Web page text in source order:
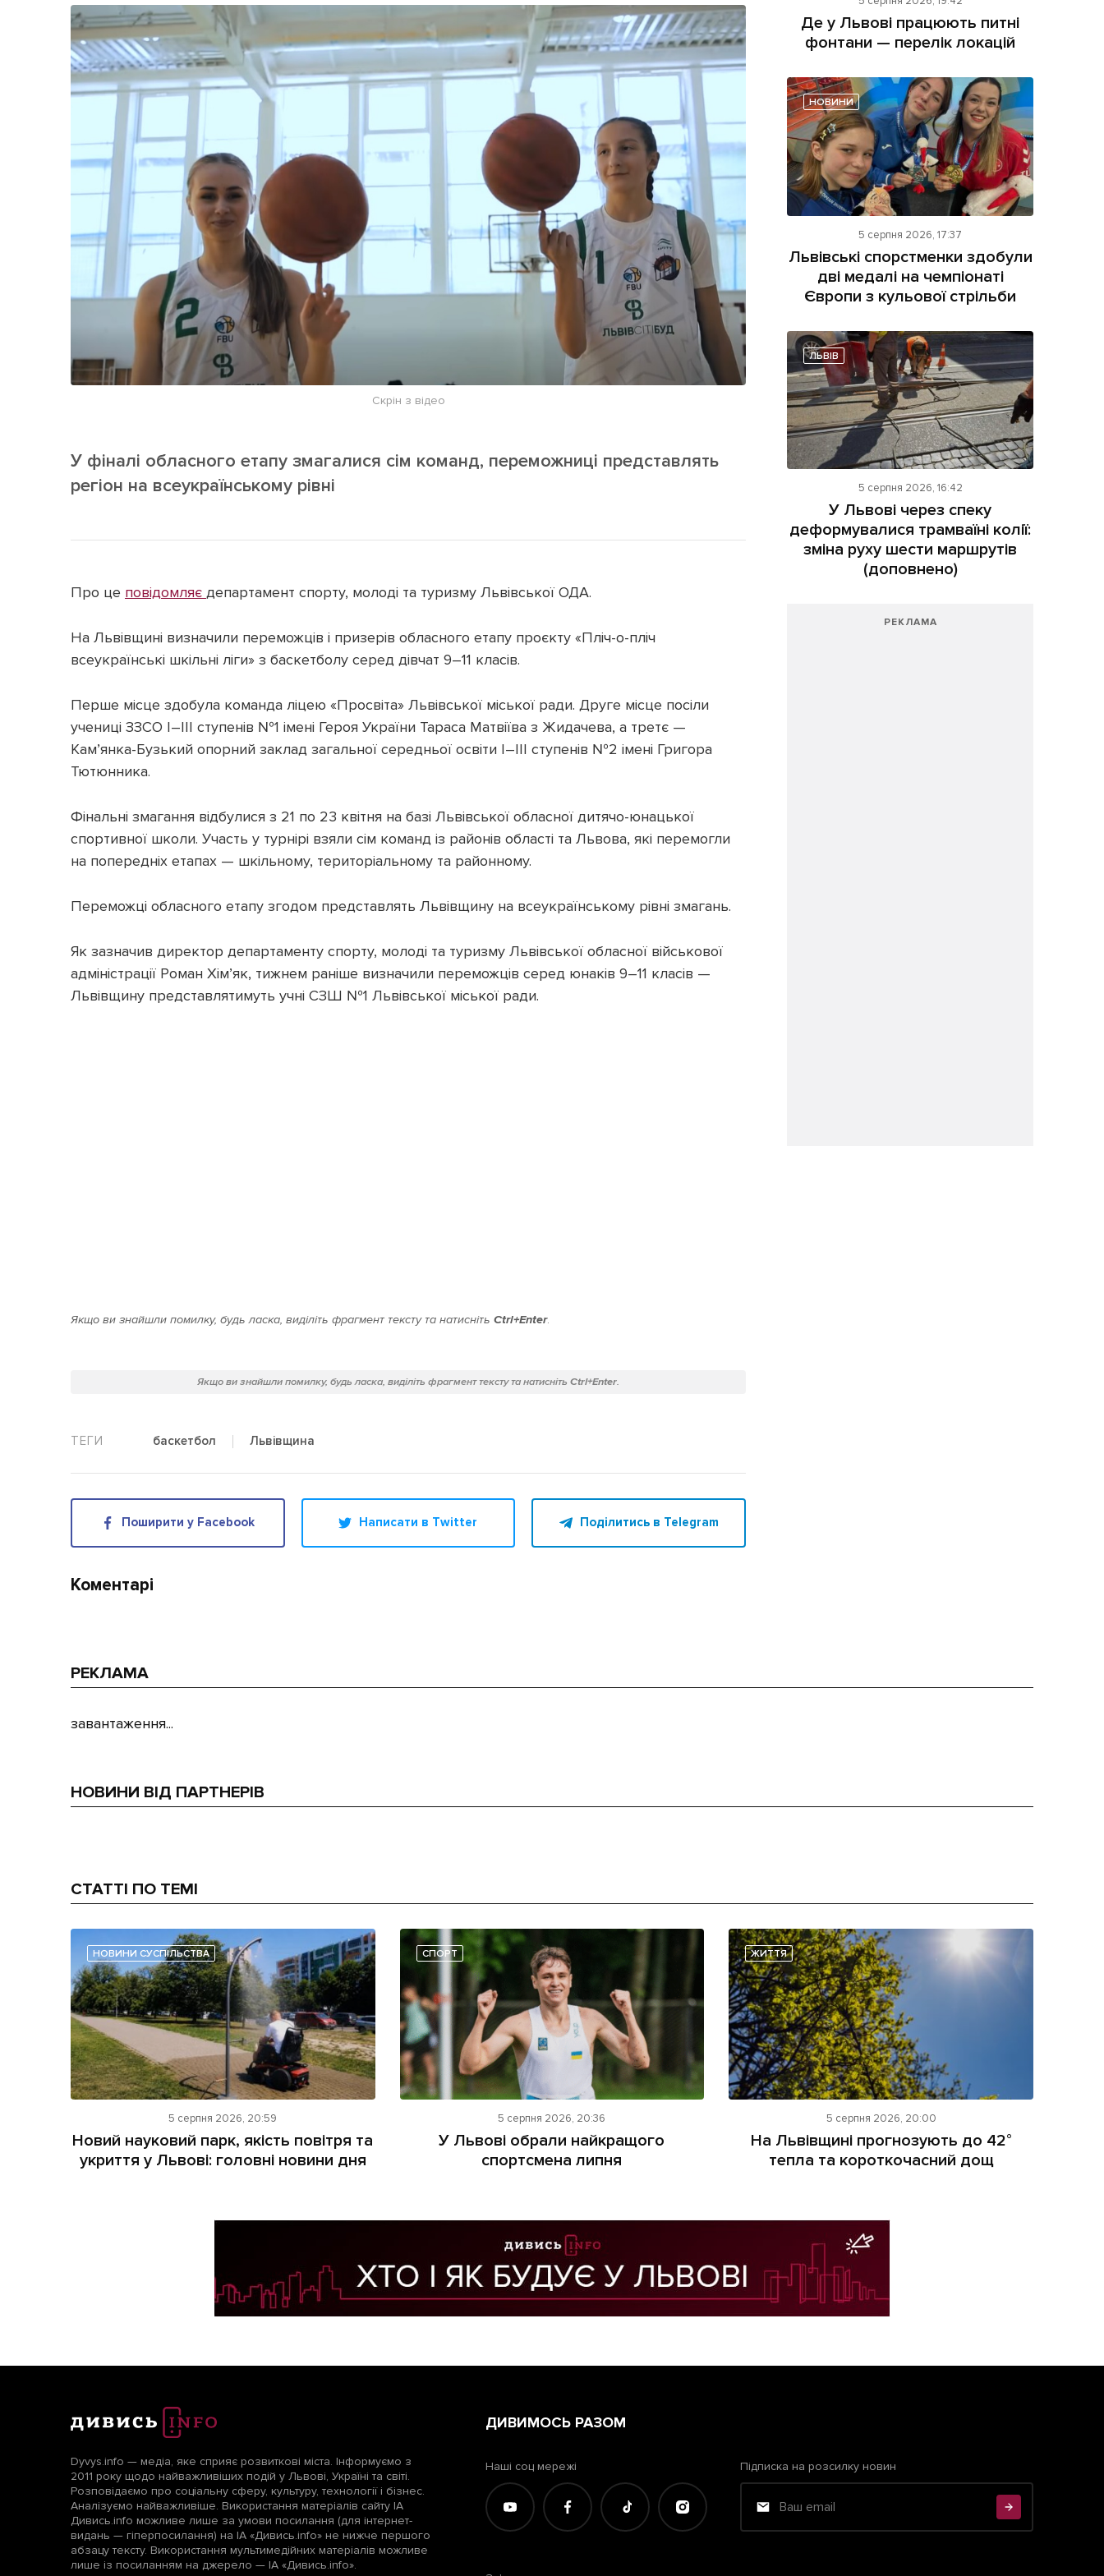
Життя
Культура
Афіша
Лонгріди
[email protected]
Реклама на сайті
Політика конфіденційності
Скрін з відео
У фіналі обласного етапу змагалися сім команд, переможниці представлять
регіон на всеукраїнському рівні
Про це повідомляє департамент спорту, молоді та туризму Львівської ОДА.
На Львівщині визначили переможців і призерів обласного етапу проєкту «Пліч-о-пліч
всеукраїнські шкільні ліги» з баскетболу серед дівчат 9–11 класів.
Перше місце здобула команда ліцею «Просвіта» Львівської міської ради. Друге місце посіли
учениці ЗЗСО І–ІІІ ступенів №1 імені Героя України Тараса Матвіїва з Жидачева, а третє —
Кам’янка-Бузький опорний заклад загальної середньої освіти І–ІІІ ступенів №2 імені Григора
Тютюнника.
Фінальні змагання відбулися з 21 по 23 квітня на базі Львівської обласної дитячо-юнацької
спортивної школи. Участь у турнірі взяли сім команд із районів області та Львова, які перемогли
на попередніх етапах — шкільному, територіальному та районному.
Переможці обласного етапу згодом представлять Львівщину на всеукраїнському рівні змагань.
Як зазначив директор департаменту спорту, молоді та туризму Львівської обласної військової
адміністрації Роман Хім’як, тижнем раніше визначили переможців серед юнаків 9–11 класів —
Львівщину представлятимуть учні СЗШ №1 Львівської міської ради.
Якщо ви знайшли помилку, будь ласка, виділіть фрагмент тексту та натисніть Ctrl+Enter.
Якщо ви знайшли помилку, будь ласка, виділіть фрагмент тексту та натисніть Ctrl+Enter.
баскетбол Львівщина
Поширити у Facebook Написати в Twitter Поділитись в Telegram
Коментарі
Де у Львові працюють питні
фонтани — перелік локацій
НОВИНИ
5 серпня 2026, 17:37
Львівські спорстменки здобули
дві медалі на чемпіонаті
Європи з кульової стрільби
ЛЬВІВ
5 серпня 2026, 16:42
У Львові через спеку
деформувалися трамваїні колії:
зміна руху шести маршрутів
(доповнено)
РЕКЛАМА
РЕКЛАМА
завантаження...
НОВИНИ ВІД ПАРТНЕРІВ
СТАТТІ ПО ТЕМІ
НОВИНИ СУСПІЛЬСТВА
5 серпня 2026, 20:59
Новий науковий парк, якість повітря та
укриття у Львові: головні новини дня
СПОРТ
5 серпня 2026, 20:36
У Львові обрали найкращого
спортсмена липня
ЖИТТЯ
5 серпня 2026, 20:00
На Львівщині прогнозують до 42°
тепла та короткочасний дощ
Dyvys.info — медіа, яке сприяє розвиткові міста. Інформуємо з
2011 року щодо найважливіших подій у Львові, Україні та світі.
Розповідаємо про соціальну сферу, культуру, технології і бізнес.
Аналізуємо найважливіше. Використання матеріалів сайту ІА
Дивись.info можливе лише за умови посилання (для інтернет-
видань — гіперпосилання) на ІА «Дивись.info» не нижче першого
абзацу тексту. Використання мультимедійних матеріалів можливе
лише із посиланням на джерело — ІА «Дивись.info».
ДИВИМОСЬ РАЗОМ
Наші соц мережі Підписка на розсилку новин